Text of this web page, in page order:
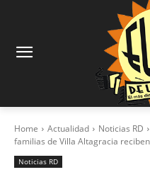
Home Actualidad Noticias RD
familias de Villa Altagracia
Noticias RD